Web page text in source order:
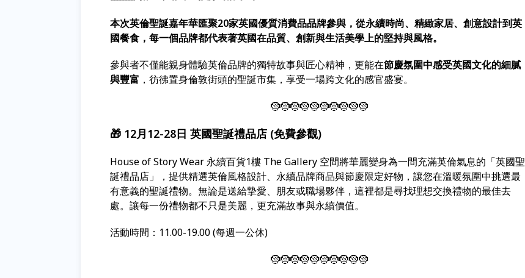
本次英倫聖誕嘉年華匯聚20家英國優質消費品品牌參與，從永續時尚、精緻家居、創意設計到英
國餐食，每一個品牌都代表著英國在品質、創新與生活美學上的堅持與風格。
參與者不僅能親身體驗英倫品牌的獨特故事與匠心精神，更能在節慶氛圍中感受英國文化的細膩
與豐富 ，彷彿置身倫敦街頭的聖誕市集，享受一場跨文化的感官盛宴。
🤶🤶🤶🤶🤶🤶🤶🤶🤶🤶
🎁 12月12-28日 英國聖誕禮品店 (免費參觀)
House of Story Wear 永續百貨1樓 The Gallery 空間將華麗變身為一間充滿英倫氣息的「英國聖
誕禮品店」，提供精選英倫風格設計、永續品牌商品與節慶限定好物，讓您在溫暖氛圍中挑選最
有意義的聖誕禮物。無論是送給摯愛、朋友或職場夥伴，這裡都是尋找理想交換禮物的最佳去
處。讓每一份禮物都不只是美麗，更充滿故事與永續價值。
活動時間：11.00-19.00 (每週一公休)
🤶🤶🤶🤶🤶🤶🤶🤶🤶🤶